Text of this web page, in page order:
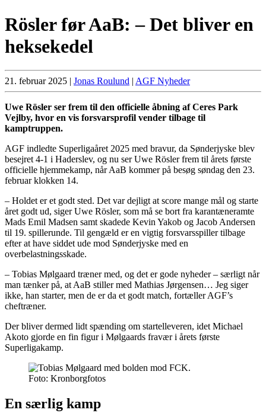
Rösler før AaB: – Det bliver en
heksekedel
21. februar 2025 | Jonas Roulund | AGF Nyheder
Uwe Rösler ser frem til den officielle åbning af Ceres Park
Vejlby, hvor en vis forsvarsprofil vender tilbage til
kamptruppen.
AGF indledte Superligaåret 2025 med bravur, da Sønderjyske blev
besejret 4-1 i Haderslev, og nu ser Uwe Rösler frem til årets første
officielle hjemmekamp, når AaB kommer på besøg søndag den 23.
februar klokken 14.
– Holdet er et godt sted. Det var dejligt at score mange mål og starte
året godt ud, siger Uwe Rösler, som må se bort fra karantæneramte
Mads Emil Madsen samt skadede Kevin Yakob og Jacob Andersen
til 19. spillerunde. Til gengæld er en vigtig forsvarsspiller tilbage
efter at have siddet ude mod Sønderjyske med en
overbelastningsskade.
– Tobias Mølgaard træner med, og det er gode nyheder – særligt når
man tænker på, at AaB stiller med Mathias Jørgensen… Jeg siger
ikke, han starter, men de er da et godt match, fortæller AGF’s
cheftræner.
Der bliver dermed lidt spænding om startelleveren, idet Michael
Akoto gjorde en fin figur i Mølgaards fravær i årets første
Superligakamp.
Foto: Kronborgfotos
En særlig kamp